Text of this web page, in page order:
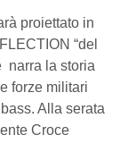
proiettato in
“del
narra la storia
forze militari
Alla serata
Croce